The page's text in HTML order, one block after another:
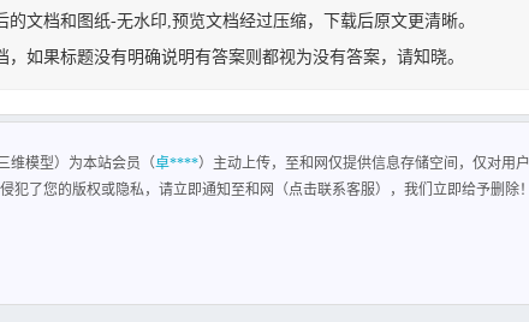
的文档和图纸-无水印,预览文档经过压缩，下载后原文更清晰。
，如果标题没有明确说明有答案则都视为没有答案，请知晓。
维模型）为本站会员（卓****）主动上传，至和网仅提供信息存储空间，仅对用
犯了您的版权或隐私，请立即通知至和网（点击联系客服），我们立即给予删除！